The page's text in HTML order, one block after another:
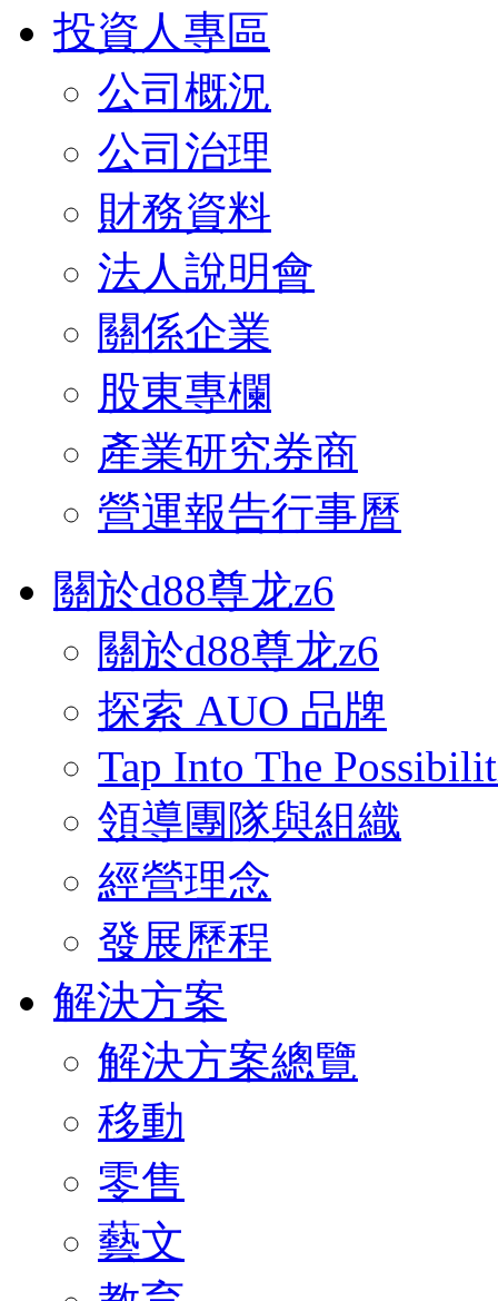
投資人專區
公司概況
公司治理
財務資料
法人說明會
關係企業
股東專欄
產業研究券商
營運報告行事曆
關於d88尊龙z6
關於d88尊龙z6
探索 AUO 品牌
Tap Into The
領導團隊與組織
經營理念
發展歷程
解決方案
解決方案總覽
移動
零售
藝文